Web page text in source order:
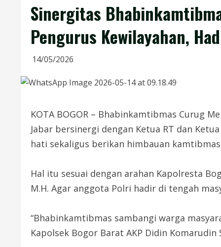
Sinergitas
Pengurus Kewilayahan,
14/05/2026
KOTA BOGOR – Bhabinkamtibmas Curug
Jabar bersinergi dengan Ketua RT dan
hati sekaligus berikan himbauan
Hal itu sesuai dengan arahan Kapolresta
M.H. Agar anggota Polri hadir di tengah
“Bhabinkamtibmas sambangi warga
Kapolsek Bogor Barat AKP Didin Komarudin